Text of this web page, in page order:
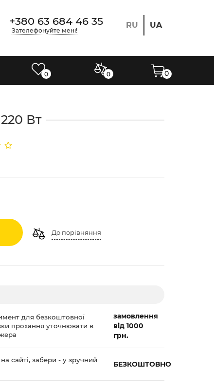
+380 63 684 46 35
Зателефонуйте мені!
RU UA
0 0 0
Вт
До порівняння
для безкоштовної
прохання уточнювати в
замовлення
від 1000
грн.
сайті, забери - у зручний
БЕЗКОШТОВНО